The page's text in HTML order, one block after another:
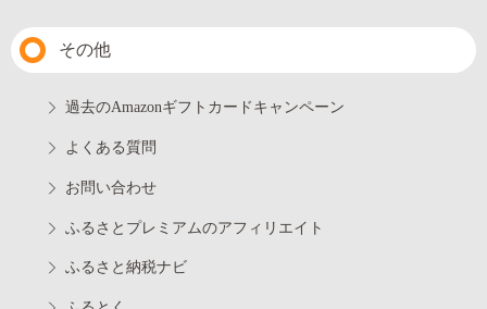
その他
過去のAmazonギフトカードキャンペーン
よくある質問
お問い合わせ
ふるさとプレミアムのアフィリエイト
ふるさと納税ナビ